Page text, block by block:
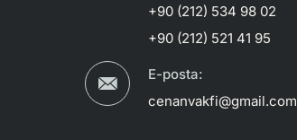
+90 (212) 534 98 02
+90 (212) 521 41 95
E-posta:
cenanvakfi@gmail.com